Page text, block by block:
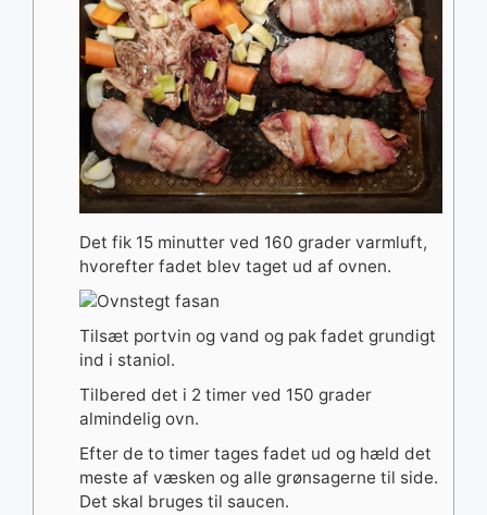
Det fik 15 minutter ved 160 grader varmluft,
hvorefter fadet blev taget ud af ovnen.
Tilsæt portvin og vand og pak fadet grundigt
ind i staniol.
Tilbered det i 2 timer ved 150 grader
almindelig ovn.
Efter de to timer tages fadet ud og hæld det
meste af væsken og alle grønsagerne til side.
Det skal bruges til saucen.